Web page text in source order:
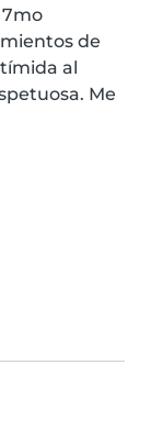
de
al
Me